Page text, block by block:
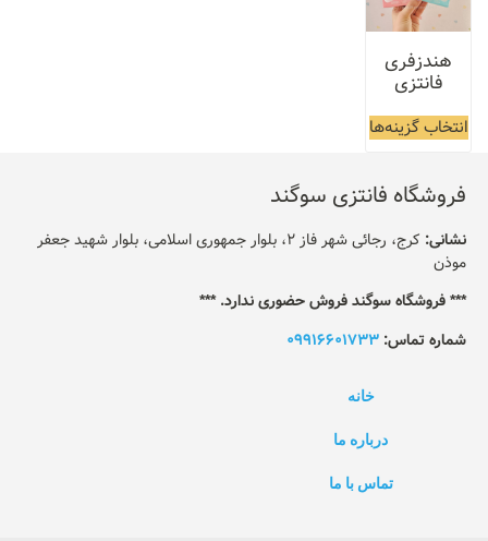
هندزفری
فانتزی
انتخاب گزینه‌ها
فروشگاه فانتزی سوگند
نشانی:
کرج، رجائی شهر فاز 2، بلوار جمهوری اسلامی، بلوار شهید جعفر
موذن
*** فروشگاه سوگند فروش حضوری ندارد. ***
شماره تماس: 09916601733
خانه
درباره ما
تماس با ما